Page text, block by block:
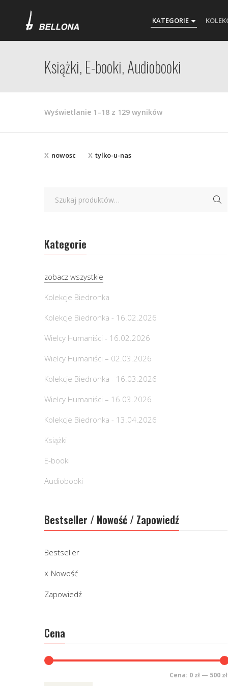
KATEGORIE
Książki, E-booki, Audiobooki
Wyświetlanie 1–18 z 129 wynikówPosortowane
nowosc tylko-u-nas
Kategorie
zobacz wszystkie
Kolekcje Biedronka
Kolekcje Biedronka - 16.02.2026
Wielcy Humaniści - 16.02.2026
Wielcy Humaniści – 02.03.2026
Kolekcje Biedronka - 16.03.2026
Wielcy Humaniści – 16.03.2026
Kolekcje Biedronka - 13.04.2026
Książki
E-booki
Audiobooki
Bestseller / Nowość / Zapowiedź
Bestseller
Nowość
Zapowiedź
Cena
Cena: 0 zł — 500 zł